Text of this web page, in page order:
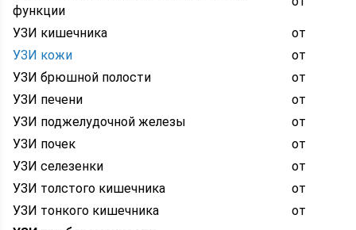
функции
УЗИ кишечника
от
УЗИ кожи
от
УЗИ брюшной полости
от
УЗИ печени
от
УЗИ поджелудочной железы
от
УЗИ почек
от
УЗИ селезенки
от
УЗИ толстого кишечника
от
УЗИ тонкого кишечника
от